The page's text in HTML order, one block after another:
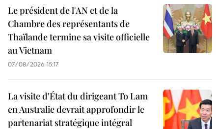
Le président de l'AN et de la
Chambre des représentants de
Thaïlande termine sa visite officielle
au Vietnam
07/08/2026 15:17
La visite d'État du dirigeant To Lam
en Australie devrait approfondir le
partenariat stratégique intégral